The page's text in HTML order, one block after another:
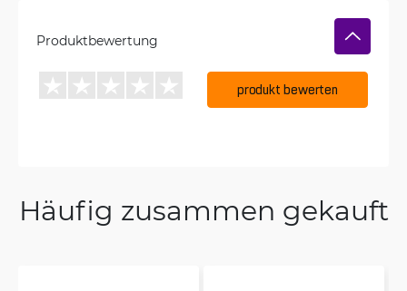
Produktbewertung
produkt bewerten
Häufig zusammen gekauft